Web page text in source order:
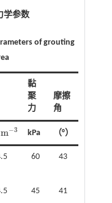
学参数
of grouting
黏
聚
力
摩擦
角
m−3
-3 kPa （°）
60 43
45 41